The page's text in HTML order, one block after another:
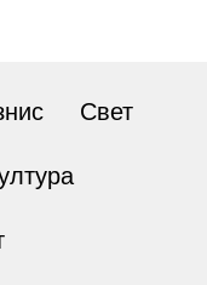
Свет